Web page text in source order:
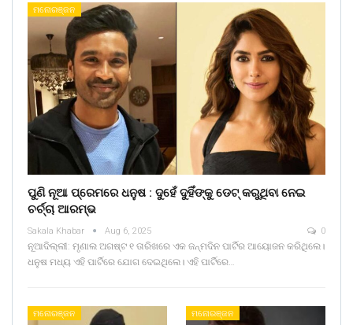
ମନୋରଞ୍ଜନ
ପୁଣି ନୂଆ ପ୍ରେମରେ ଧନୁଷ : ଦୁହେଁ ଦୁହିଁଙ୍କୁ ଡେଟ୍ କରୁଥିବା ନେଇ
ଚର୍ଚ୍ଚା ଆରମ୍ଭ
Sakala Khabar Aug 6, 2025 0
ନୂଆଦିଲ୍ଲୀ: ମୃଣାଲ ଅଗଷ୍ଟ ୧ ତାରିଖରେ ଏକ ଜନ୍ମଦିନ ପାର୍ଟିର ଆୟୋଜନ କରିଥିଲେ।
ଧନୁଷ ମଧ୍ୟ ଏହି ପାର୍ଟିରେ ଯୋଗ ଦେଇଥିଲେ। ଏହି ପାର୍ଟିରେ…
ମନୋରଞ୍ଜନ ମନୋରଞ୍ଜନ